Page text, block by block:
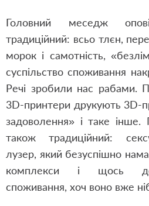
Головний меседж
традиційний: всьо тлєн,
морок і самотність,
суспільство споживання
Речі зробили нас рабами.
3D-принтери друкують 3D-
задоволення» і таке
також традиційний:
лузер, який безуспішно
комплекси і щось
споживання, хоч воно вже